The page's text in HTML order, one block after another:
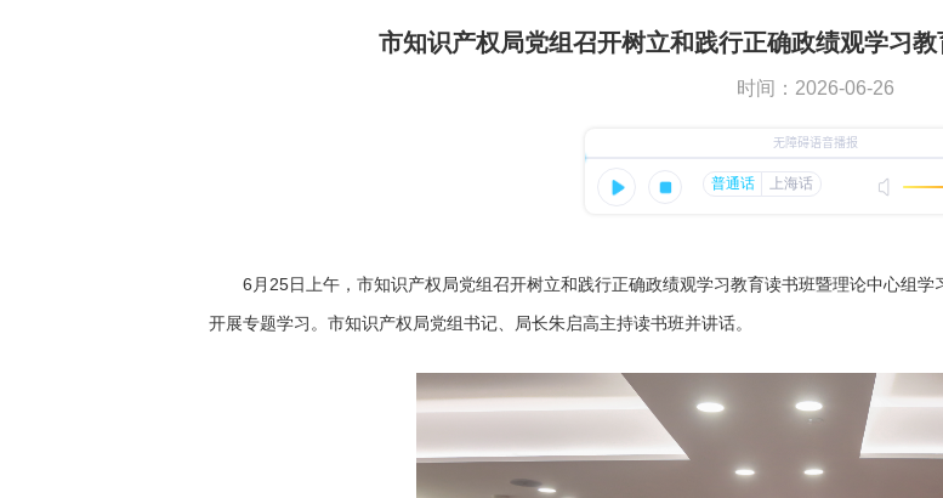
市知识产权局党组召开树立和践行正确政绩观学习
时间：2026-06-26
6月25日上午，市知识产权局党组召开树立和践行正确政绩观学习教育读书班暨理论中心组学
开展专题学习。市知识产权局党组书记、局长朱启高主持读书班并讲话。